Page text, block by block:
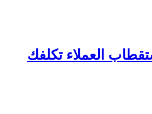
العملاء تكلفك